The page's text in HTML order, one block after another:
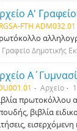
Α'
FTH ADM032.01
Δημοτικής
Αρχείο
πρωτοκόλλου
βιβλία